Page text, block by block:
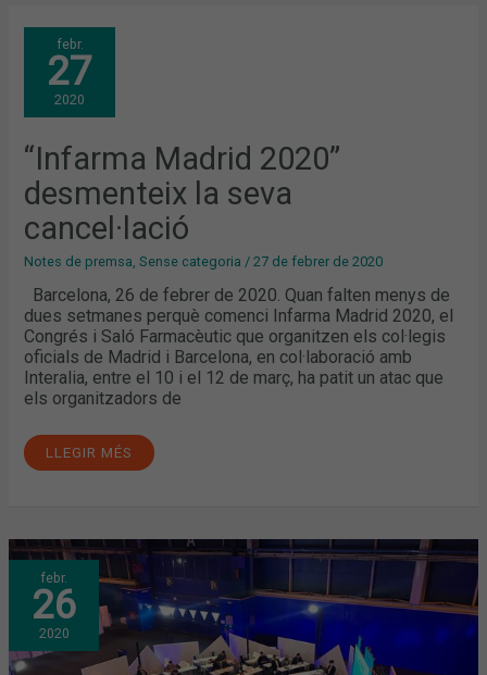
febr.
27
2020
“Infarma Madrid 2020”
desmenteix la seva
cancel·lació
Notes de premsa ,Sense categoria /27 de febrer de 2020
Barcelona, 26 de febrer de 2020. Quan falten menys de
dues setmanes perquè comenci Infarma Madrid 2020, el
Congrés i Saló Farmacèutic que organitzen els col·legis
oficials de Madrid i Barcelona, en col·laboració amb
Interalia, entre el 10 i el 12 de març, ha patit un atac que
els organitzadors de
“INFARMA
MADRID
2020”
DESMENTEIX
LA
SEVA
CANCEL·LACIÓ
LLEGIR MÉS
febr.
26
2020
‘INFARMA
MADRID
2020’
OBRIRÀ
UN
ESPAI
PER
IMPULSAR